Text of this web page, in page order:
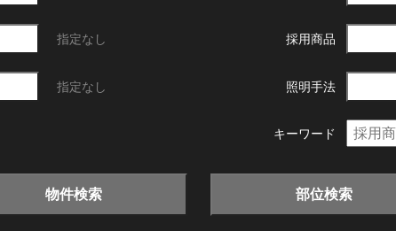
指定なし 採用商品
指定なし 照明手法
キーワード
物件検索 部位検索